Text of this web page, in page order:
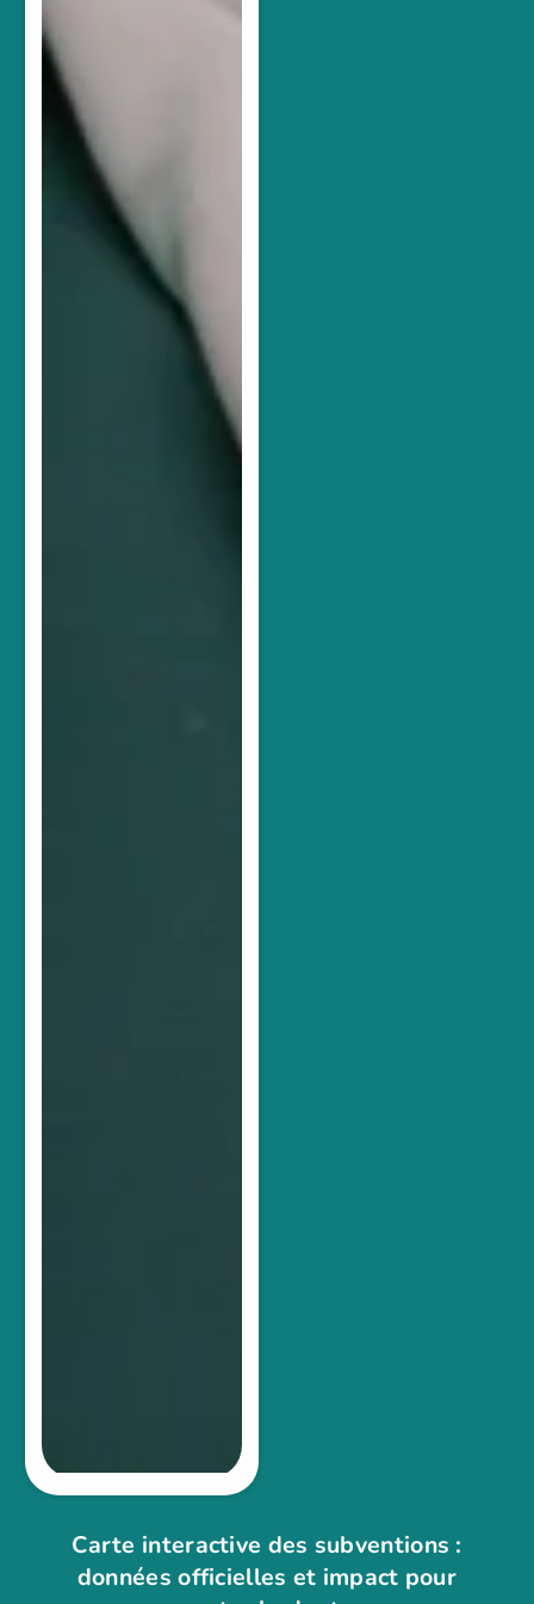
Carte interactive des subventions :
données officielles et impact pour